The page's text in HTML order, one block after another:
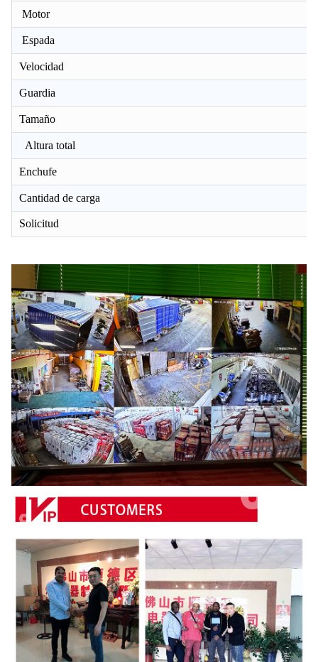
Motor
Espada
Velocidad
Guardia
Tamaño
Altura total
Enchufe
Cantidad de carga
Solicitud